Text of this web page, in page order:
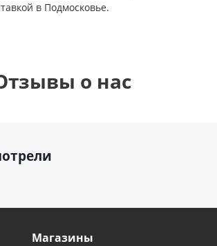
в Подмосковье.
о нас
Магазины